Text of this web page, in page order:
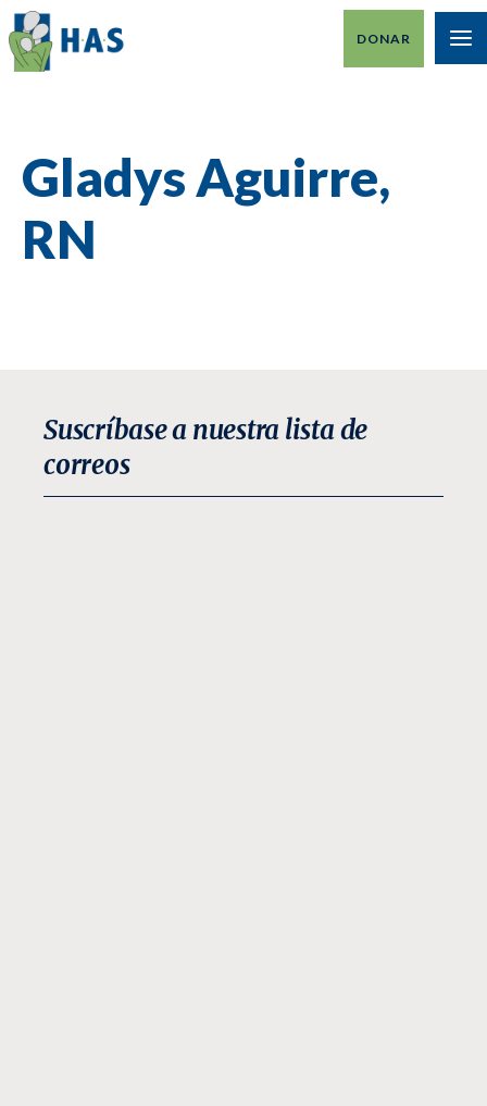
al
contenido
DONAR
Gladys Aguirre,
RN
Suscríbase a nuestra lista de
correos